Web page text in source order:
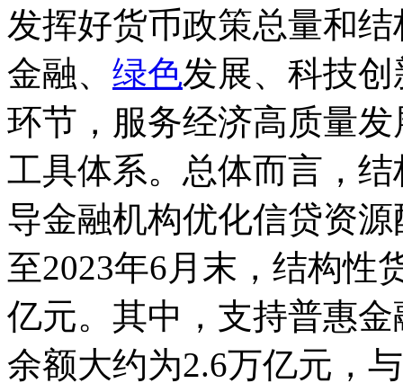
发挥好货币政策总量和
金融、 绿色发展、科技
环节，服务经济高质量
工具体系。总体而言，
导金融机构优化信贷资
至2023年6月末，结构性
亿元。其中，支持普惠
余额大约为2.6万亿元，